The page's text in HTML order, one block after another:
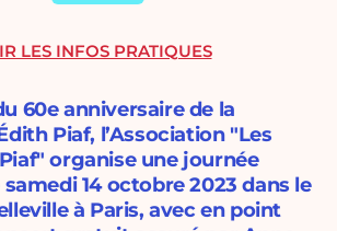
60e anniversaire de la
Piaf, l’Association "Les
organise une journée
14 octobre 2023 dans le
à Paris, avec en point
LES INFOS PRATIQUES